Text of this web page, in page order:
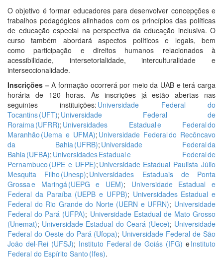
O objetivo é formar educadores para desenvolver concepções e
trabalhos pedagógicos alinhados com os princípios das políticas
de educação especial na perspectiva da educação inclusiva. O
curso também abordará aspectos políticos e legais, bem
como participação e direitos humanos relacionados à
acessibilidade, intersetorialidade, interculturalidade e
interseccionalidade.
Inscrições –A formação ocorrerá por meio da UAB e terá carga
horária de 120 horas. As inscrições já estão abertas nas
seguintes instituições: Universidade Federal do
Tocantins (UFT); Universidade Federal de
Roraima (UFRR); Universidades Estadual e Federal do
Maranhão (Uema e UFMA); Universidade Federal do Recôncavo
da Bahia (UFRB); Universidade Federal da
Bahia (UFBA); Universidades Estadual e Federal de
Pernambuco (UPE e UFPE); Universidade Estadual Paulista Júlio
Mesquita Filho (Unesp); Universidades Estaduais de Ponta
Grossa e Maringá (UEPG e UEM); Universidade Estadual e
Federal da Paraíba (UEPB e UFPB); Universidades Estadual e
Federal do Rio Grande do Norte (UERN e UFRN); Universidade
Federal do Pará (UFPA); Universidade Estadual de Mato Grosso
(Unemat); Universidade Estadual do Ceará (Uece); Universidade
Federal do Oeste do Pará (Ufopa); Universidade Federal de São
João del-Rei (UFSJ); Instituto Federal de Goiás (IFG) eInstituto
Federal do Espírito Santo (Ifes).